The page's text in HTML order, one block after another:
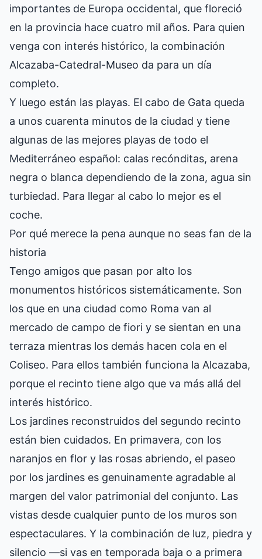
importantes de Europa occidental, que floreció
en la provincia hace cuatro mil años. Para quien
venga con interés histórico, la combinación
Alcazaba-Catedral-Museo da para un día
completo.
Y luego están las playas. El cabo de Gata queda
a unos cuarenta minutos de la ciudad y tiene
algunas de las mejores playas de todo el
Mediterráneo español: calas recónditas, arena
negra o blanca dependiendo de la zona, agua sin
turbiedad. Para llegar al cabo lo mejor es el
coche.
Por qué merece la pena aunque no seas fan de la
historia
Tengo amigos que pasan por alto los
monumentos históricos sistemáticamente. Son
los que en una ciudad como Roma van al
mercado de campo de fiori y se sientan en una
terraza mientras los demás hacen cola en el
Coliseo. Para ellos también funciona la Alcazaba,
porque el recinto tiene algo que va más allá del
interés histórico.
Los jardines reconstruidos del segundo recinto
están bien cuidados. En primavera, con los
naranjos en flor y las rosas abriendo, el paseo
por los jardines es genuinamente agradable al
margen del valor patrimonial del conjunto. Las
vistas desde cualquier punto de los muros son
espectaculares. Y la combinación de luz, piedra y
silencio —si vas en temporada baja o a primera